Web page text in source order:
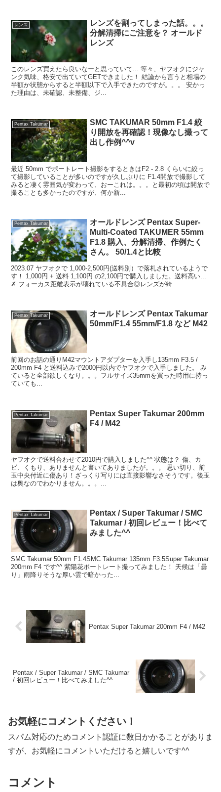
レンズ
レンズを割ってしまった話。。。
分解清掃にご注意を？ オールド
レンズ
このレンズ買えたら良いなーと思っていて... 等々、ヤフオクにジャ
ンク気味、格安で出ていてGETできました！ 結論から言うと相場の
半額か状態からすると半額以下で入手できたのですが。。。 安かっ
た理由は、未確認、未整備、ジ...
Pentax Takumar
SMC TAKUMAR 50mm F1.4 絞
り開放を再確認！現像なし撮って
出し作例^^v
最近 50mm でポートレート撮影をするときはF2 - 2.8 くらいに絞っ
て撮影していることが多いのですが久しぶりに F1.4開放で撮影して
みると凄く雰囲気が変わって、おーこれは。。。と最初の頃は開放で
撮ることも多かったのですが、何か新...
Pentax Takumar
オールドレンズ Pentax Super-
Multi-Coated TAKUMER 55mm
F1.8 購入、分解清掃、作例たく
さん。 50/1.4と比較
2023.07 ヤフオクで 1,000-2,500円(送料別）で落札されているようで
す！ 1,000円 + 送料 1,100円 の2,100円で購入しました。送料高い...
✗ フォーカス距離表示が壊れている不具合◎レンズが綺...
Pentax Takumar
オールドレンズ Pentax Takumar
50mm/F1.4 55mm/F1.8 など M42
前回のお話の通りM42マウントアダプターを入手し135mm F3.5 /
200mm F4 と送料込みで2000円以内でヤフオクで入手しました。 み
ていると全部欲しくなり。。。フルサイズ35mmを買った時用に持っ
ていても...
Pentax Takumar
Pentax Super Takumar 200mm
F4 / M42
ヤフオクで送料合わせて2010円で購入しました^^ 状態は？ 傷、カ
ビ、くもり、ありませんと書いてありましたが。。。 思い切り、前
玉中央付近に傷あり！ざっくり写りには直接影響なさそうです。後玉
は奥なのでわかりません。。。...
Pentax Takumar
Pentax / Super Takumar / SMC
Takumar / 初回レビュー！比べて
みました^^
SMC Takumar 50mm F1.4SMC Takumar 135mm F3.5Super Takumar
200mm F4 です^^ 紫陽花ポートレート撮ってみました！ 天候は「曇
り」雨降りそうな厚い雲で暗かった...
Pentax Super Takumar 200mm F4 / M42
Pentax / Super Takumar / SMC Takumar
/ 初回レビュー！比べてみました^^
お気軽にコメントください！
スパム対応のためコメント認証に数日かかることがありま
すが、お気軽にコメントいただけると嬉しいです^^
コメント